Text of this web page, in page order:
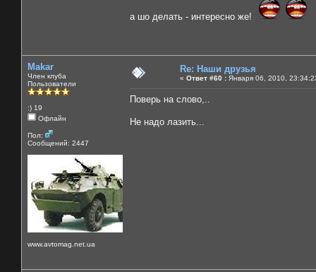
а шо делать - интересно же!
Makar
Член клуба
Пользователи
:) 19
Офлайн
Пол:
Сообщений: 2447
www.avtomag.net.ua
Re: Наши друзья
« Ответ #60 : Января 06, 2010,
Поверь на слово,..
Не надо лазить...